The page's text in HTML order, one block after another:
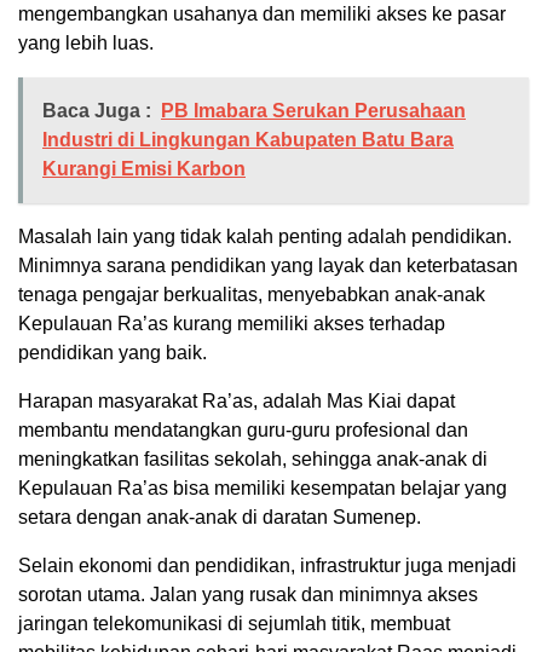
mengembangkan usahanya dan memiliki akses ke pasar
yang lebih luas.
Baca Juga :
PB Imabara Serukan Perusahaan
Industri di Lingkungan Kabupaten Batu Bara
Kurangi Emisi Karbon
Masalah lain yang tidak kalah penting adalah pendidikan.
Minimnya sarana pendidikan yang layak dan keterbatasan
tenaga pengajar berkualitas, menyebabkan anak-anak
Kepulauan Ra’as kurang memiliki akses terhadap
pendidikan yang baik.
Harapan masyarakat Ra’as, adalah Mas Kiai dapat
membantu mendatangkan guru-guru profesional dan
meningkatkan fasilitas sekolah, sehingga anak-anak di
Kepulauan Ra’as bisa memiliki kesempatan belajar yang
setara dengan anak-anak di daratan Sumenep.
Selain ekonomi dan pendidikan, infrastruktur juga menjadi
sorotan utama. Jalan yang rusak dan minimnya akses
jaringan telekomunikasi di sejumlah titik, membuat